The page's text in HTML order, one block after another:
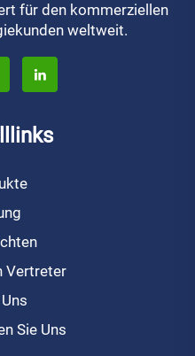
für den kommerziellen
weltweit.
Vertreter
Sie Uns